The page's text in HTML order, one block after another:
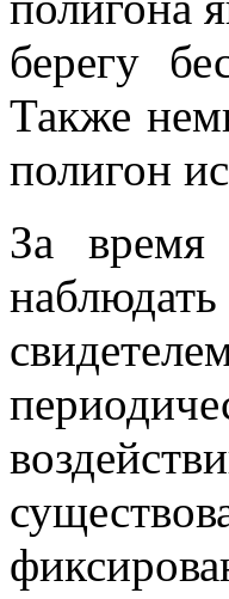
берегу
Также
полигон
За время